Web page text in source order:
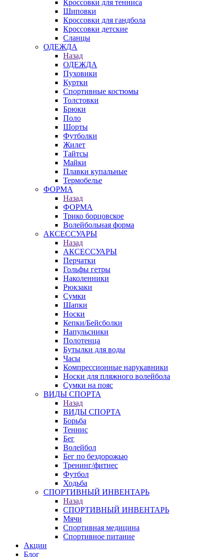
Кроссовки для тенниса
Шиповки
Кроссовки для гандбола
Кроссовки детские
Сланцы
ОДЕЖДА
Назад
ОДЕЖДА
Пуховики
Куртки
Спортивные костюмы
Толстовки
Брюки
Поло
Шорты
Футболки
Жилет
Тайтсы
Майки
Плавки купальные
Термобелье
ФОРМА
Назад
ФОРМА
Трико борцовское
Волейбольная форма
АКСЕССУАРЫ
Назад
АКСЕССУАРЫ
Перчатки
Гольфы гетры
Наколенники
Рюкзаки
Сумки
Шапки
Носки
Кепки/Бейсболки
Напульсники
Полотенца
Бутылки для воды
Часы
Компрессионные нарукавники
Носки для пляжного волейбола
Сумки на пояс
ВИДЫ СПОРТА
Назад
ВИДЫ СПОРТА
Борьба
Теннис
Бег
Волейбол
Бег по бездорожью
Тренинг/фитнес
Футбол
Ходьба
СПОРТИВНЫЙ ИНВЕНТАРЬ
Назад
СПОРТИВНЫЙ ИНВЕНТАРЬ
Мячи
Спортивная медицина
Спортивное питание
Акции
Блог